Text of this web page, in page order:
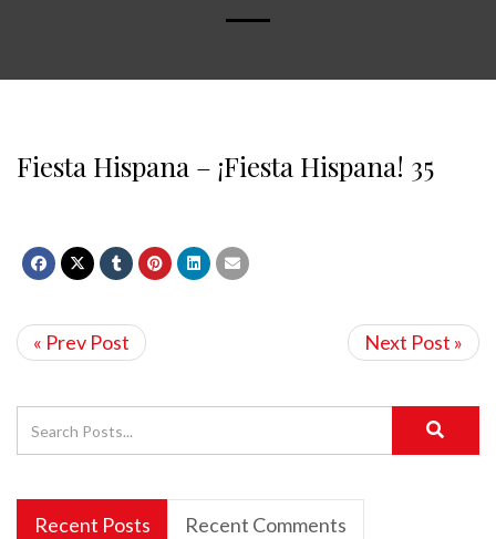
Fiesta Hispana – ¡Fiesta Hispana! 35
« Prev Post Next Post »
Recent Posts Recent Comments